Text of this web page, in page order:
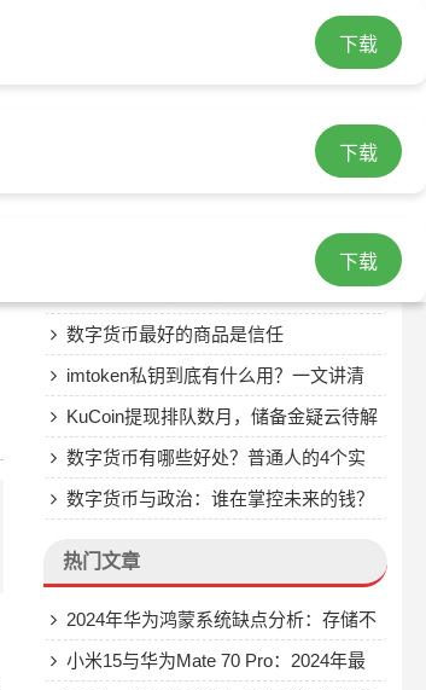
下载
下载
下载
数字货币期货股：普通人怎么分一杯
沧州数字货币支付公司：正规牌照与合
数字货币买理财：普通人能赚稳收益
数字货币发放最新消息：2026年最新进
展与领取指南
数字货币最好的商品是信任
imtoken私钥到底有什么用？一文讲清
楚KuCoin提现排队数月，储备金疑云待解
数字货币有哪些好处？普通人的4个实
际优势
数字货币与政治：谁在掌控未来的钱？
热门文章
2024年华为鸿蒙系统缺点分析：存储不
足、界面单调、资源消耗大、安全性漏洞
小米15与华为Mate 70 Pro：2024年最